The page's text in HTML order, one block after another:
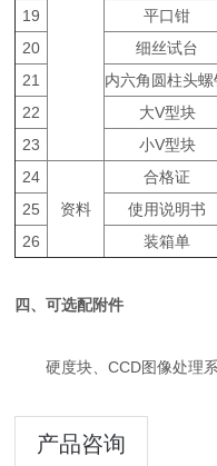
19
平口钳
20
细丝试台
21
内六角圆柱头螺
22
大V型块
23
小V型块
24
资料
合格证
25
使用说明书
26
装箱单
四、可选配附件
硬度块、CCD图像处理
产品咨询